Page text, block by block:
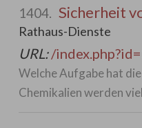
1404. Sicherheit
Rathaus-Dienste
URL: /
Welche Aufgabe hat
Chemikalien werden